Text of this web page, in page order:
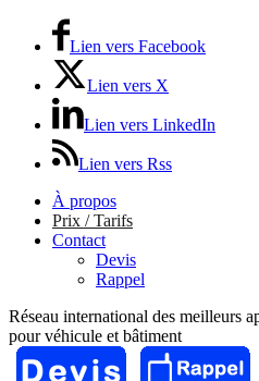
Lien vers Facebook
Lien vers X
Lien vers LinkedIn
Lien vers Rss
À propos
Prix / Tarifs
Contact
Devis
Rappel
Réseau international des meilleurs
pour véhicule et bâtiment